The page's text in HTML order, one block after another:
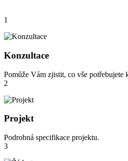
1
Konzultace
Pomůže Vám zjistit, co vše potřebujete
2
Projekt
Podrobná specifikace projektu.
3